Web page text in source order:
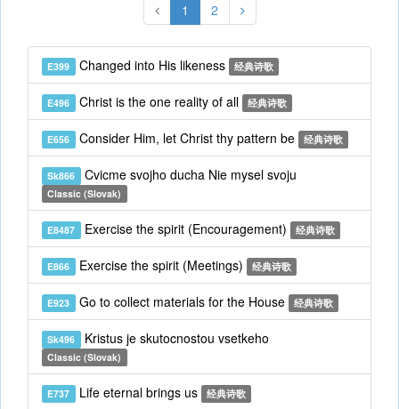
1 2
E399 Changed into His likeness 经典诗歌
E496 Christ is the one reality of all 经典诗歌
E656 Consider Him, let Christ thy pattern be 经典诗歌
Sk866 Cvicme svojho ducha Nie mysel svoju
Classic (Slovak)
E8487 Exercise the spirit (Encouragement) 经典诗歌
E866 Exercise the spirit (Meetings) 经典诗歌
E923 Go to collect materials for the House 经典诗歌
Sk496 Kristus je skutocnostou vsetkeho
Classic (Slovak)
E737 Life eternal brings us 经典诗歌